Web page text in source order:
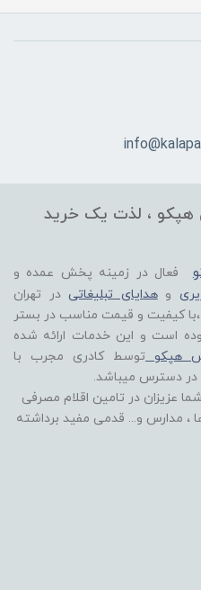
هپکو ، لذت یک خرید
فعال در زمینه پخش عمده و
وهدایای تبلیغاتیدر تهران
کیفیت و قیمت مناسب در بستر
است و این خدمات ارائه شده
هپکو
توسط کادری مجرب با
عزیزان در تامین اقلام مصرفی
، مدارس و... قدمی مفید برداشته